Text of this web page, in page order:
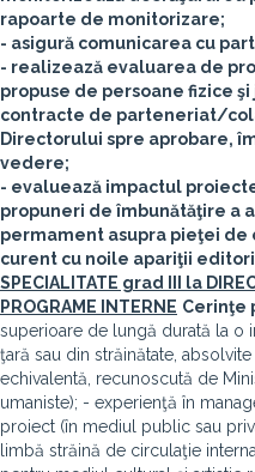
rapoarte de monitorizare;
- asigură comunicarea cu
- realizează evaluarea de
propuse de persoane fizice
contracte de parteneriat/
Directorului spre aprobare,
vedere;
- evaluează impactul
propuneri de îmbunătăţire a
permament asupra pieţei de
curent cu noile apariţii
SPECIALITATE grad III la
PROGRAME INTERNE Cerinţe
superioare de lungă durată la o
ţară sau din străinătate,
echivalentă, recunoscută de
umaniste); - experienţă în
proiect (în mediul public sau
limbă străină de circulaţie